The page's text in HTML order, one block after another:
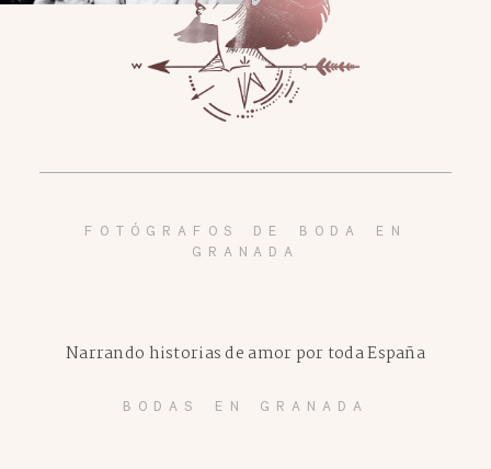
FOTÓGRAFOS DE BODA EN
GRANADA
BODAS EN GRANADA
Narrando historias de amor por toda España